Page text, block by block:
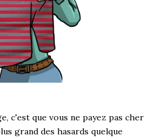
c'est que vous ne payez pas cher
grand des hasards quelque